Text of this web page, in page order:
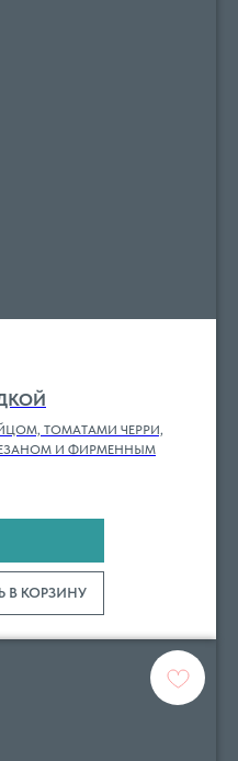
ТОМАТАМИ ЧЕРРИ,
И ФИРМЕННЫМ
В КОРЗИНУ